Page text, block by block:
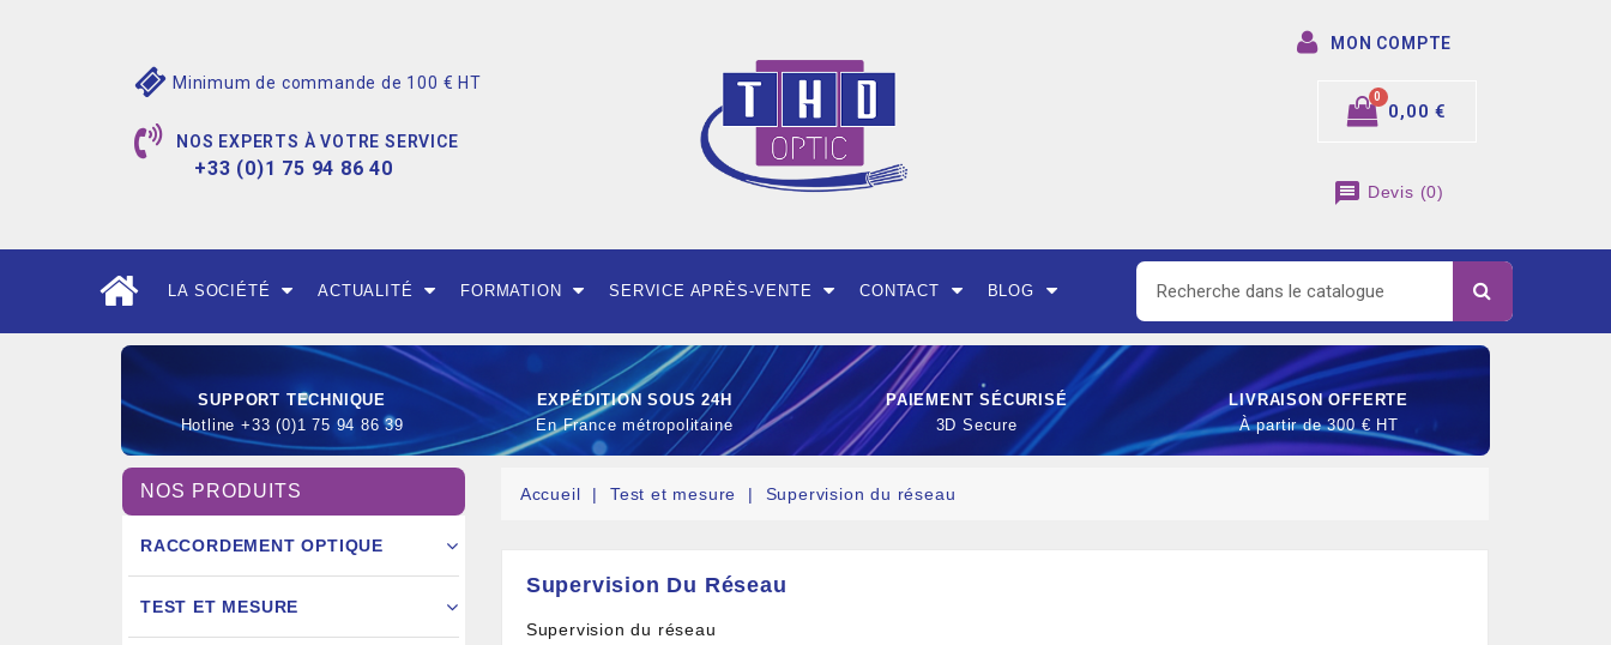
Minimum de commande de 100 € HT
NOS EXPERTS À VOTRE SERVICE
+33 (0)1 75 94 86 40
MON COMPTE
0,00 €
message Devis (0)
LA SOCIÉTÉ ACTUALITÉ FORMATION SERVICE APRÈS-VENTE CONTACT BLOG
SUPPORT TECHNIQUE
Hotline +33 (0)1 75 94 86 39
EXPÉDITION SOUS 24H
En France métropolitaine
PAIEMENT SÉCURISÉ
3D Secure
LIVRAISON OFFERTE
À partir de 300 € HT
NOS PRODUITS
RACCORDEMENT OPTIQUE
TEST ET MESURE
Accueil Test et mesure Supervision du réseau
Supervision Du Réseau
Supervision du réseau